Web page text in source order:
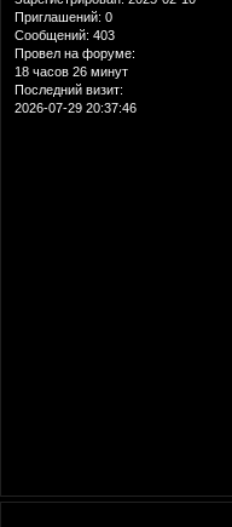
Приглашений: 0
Сообщений: 403
Провел на форуме:
18 часов 26 минут
Последний визит:
2026-07-29 20:37:46